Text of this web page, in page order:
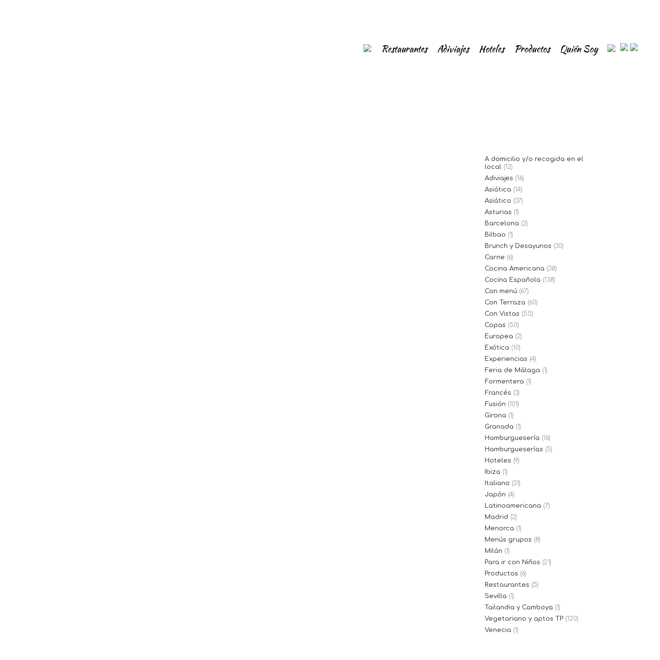
Restaurantes Adiviajes Hoteles Productos Quién Soy
A domicilio y/o recogida en el
local (12)
Adiviajes (16)
Asiática (14)
Asiático (37)
Asturias (1)
Barcelona (2)
Bilbao (1)
Brunch y Desayunos (30)
Carne (6)
Cocina Americana (38)
Cocina Española (138)
Con menú (67)
Con Terraza (60)
Con Vistas (55)
Copas (50)
Europea (2)
Exótica (10)
Experiencias (4)
Feria de Málaga (1)
Formentera (1)
Francés (3)
Fusión (101)
Girona (1)
Granada (1)
Hamburguesería (16)
Hamburgueserías (5)
Hoteles (9)
Ibiza (1)
Italiano (31)
Japón (4)
Latinoamericana (7)
Madrid (2)
Menorca (1)
Menús grupos (8)
Milán (1)
Para ir con Niños (21)
Productos (6)
Restaurantes (5)
Sevilla (1)
Tailandia y Camboya (1)
Vegetariano y aptos TP (120)
Venecia (1)